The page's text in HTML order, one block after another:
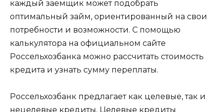
каждый заемщик может подобрать
оптимальный займ, ориентированный на свои
потребности и возможности. С помощью
калькулятора на официальном сайте
Россельхозбанка можно рассчитать стоимость
кредита и узнать сумму переплаты.
Россельхозбанк предлагает как целевые, так и
нецелевые кредиты. Целевые кредиты